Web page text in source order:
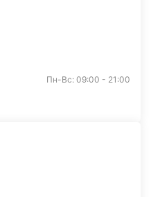
Пн-Вс: 09:00 - 21:00